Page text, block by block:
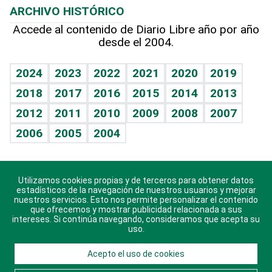
Hablando con el pediatra
Vida y familia
Eñe
Celebrando la vida
Sin complejos
En pocas palabras
Escuchando al corazón
Economía Personal
Línea de hit
TBT Deportivo
Más firmas
Hecho en casa
Guía del dinero
Cumpleaños
Horóscopos
Crucigramas
ARCHIVO HISTÓRICO
Accede al contenido de Diario Libre año por año
desde el 2004.
2024 2023 2022 2021 2020
2019
2018
2017 2016 2015 2014
2013
2012
2011 2010 2009 2008
2007
2006
2005 2004
Descarga nuestras aplicaciones para Android, iOS y
sistema Huawei.
© 2021 Diario Libre, todos los derechos reservados.
Utilizamos cookies propias y de terceros para obtener datos
estadísticos de la navegación de nuestros usuarios y mejorar
nuestros servicios. Esto nos permite personalizar el contenido
que ofrecemos y mostrar publicidad relacionada a sus
intereses. Si continúa navegando, consideramos que acepta su
uso.
Acepto el uso de cookies